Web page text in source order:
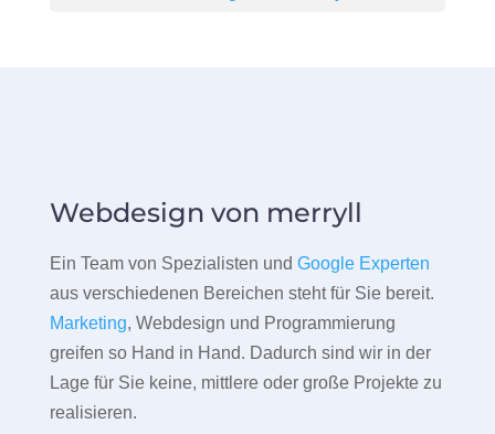
Webdesign von merryll
Ein Team von Spezialisten und Google Experten
aus verschiedenen Bereichen steht für Sie bereit.
Marketing, Webdesign und Programmierung
greifen so Hand in Hand. Dadurch sind wir in der
Lage für Sie keine, mittlere oder große Projekte zu
realisieren.